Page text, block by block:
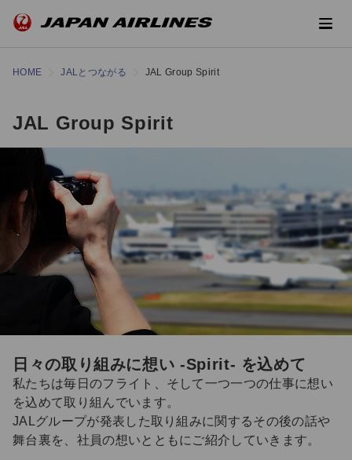
HOME JALとつながる JAL Group Spirit
JAL Group Spirit
日々の取り組みに想い -Spirit- を込めて
私たちは毎日のフライト、そして一つ一つの仕事に想い
を込めて取り組んでいます。
JALグループが発表した取り組みに関するその後の話や
舞台裏を、社員の想いとともにご紹介していきます。